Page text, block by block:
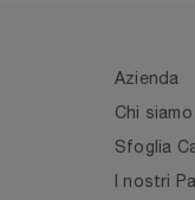
Azienda
Chi siamo
Sfoglia
I nostri